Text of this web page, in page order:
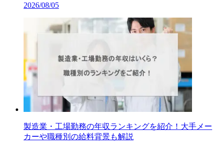
2026/08/05
製造業・工場勤務の年収ランキングを紹介！大手メー
カーや職種別の給料背景も解説